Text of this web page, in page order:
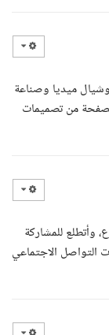
ميديا وصناعة
كاملة للصفحة من تصميمات
وأتطلع للمشاركة
التواصل الاجتماعي